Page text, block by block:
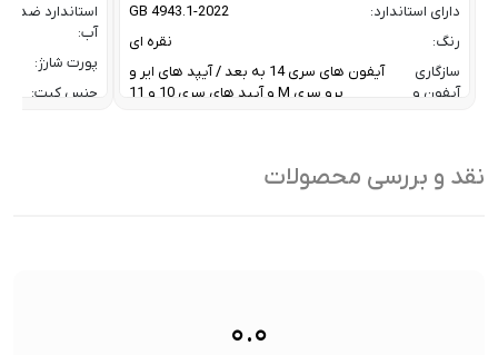
دارای استاندارد:
GB 4943.1-2022
رنگ:
نقره ای
سازگاری
آیفون و
آیفون های سری 14 به بعد / آیپد های ایر و
پرو سری M و آیپد های سری 10 و 11
ظرفیت:
استاندارد ضد
آب:
پورت شارژ:
جنس کیت:
نقد و بررسی محصولات
۰.۰